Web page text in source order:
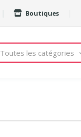
Boutiques
Toutes les catégories